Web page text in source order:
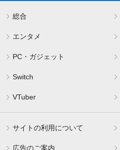
総合
エンタメ
PC・ガジェット
Switch
VTuber
サイトの利用について
広告のご案内